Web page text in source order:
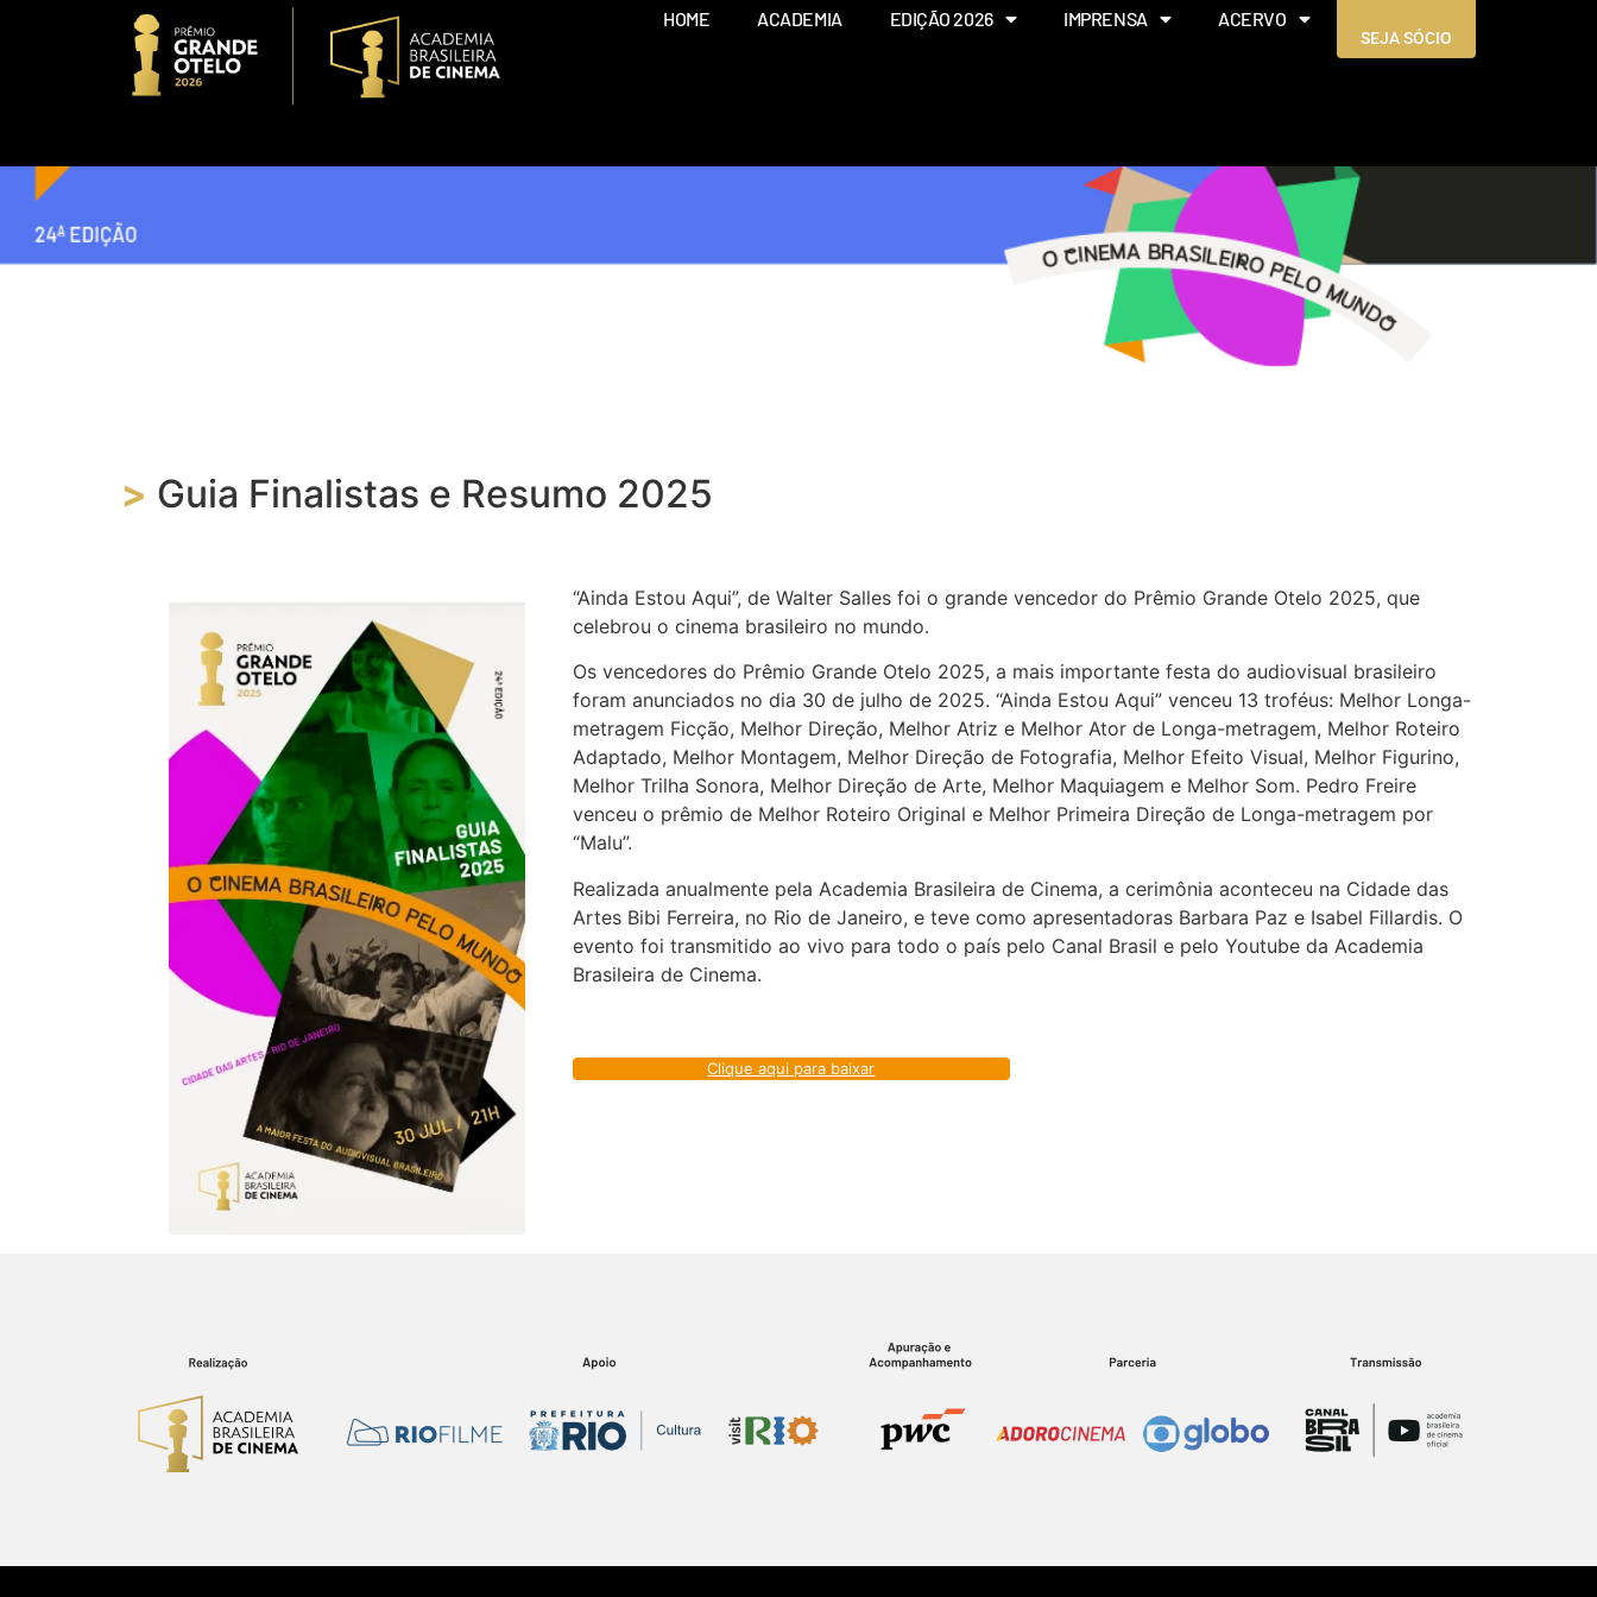
HOME ACADEMIA EDIÇÃO 2026 IMPRENSA ACERVO
SEJA SÓCIO
> Guia Finalistas e Resumo 2025
“Ainda Estou Aqui”, de Walter Salles foi o grande vencedor do Prêmio Grande Otelo 2025, que
celebrou o cinema brasileiro no mundo.
Os vencedores do Prêmio Grande Otelo 2025, a mais importante festa do audiovisual brasileiro
foram anunciados no dia 30 de julho de 2025. “Ainda Estou Aqui” venceu 13 troféus: Melhor Longa-
metragem Ficção, Melhor Direção, Melhor Atriz e Melhor Ator de Longa-metragem, Melhor Roteiro
Adaptado, Melhor Montagem, Melhor Direção de Fotografia, Melhor Efeito Visual, Melhor Figurino,
Melhor Trilha Sonora, Melhor Direção de Arte, Melhor Maquiagem e Melhor Som. Pedro Freire
venceu o prêmio de Melhor Roteiro Original e Melhor Primeira Direção de Longa-metragem por
“Malu”.
Realizada anualmente pela Academia Brasileira de Cinema, a cerimônia aconteceu na Cidade das
Artes Bibi Ferreira, no Rio de Janeiro, e teve como apresentadoras Barbara Paz e Isabel Fillardis. O
evento foi transmitido ao vivo para todo o país pelo Canal Brasil e pelo Youtube da Academia
Brasileira de Cinema.
Clique aqui para baixar